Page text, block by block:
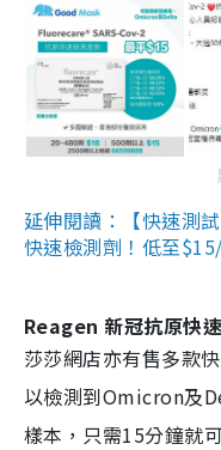
延伸閱讀：【快速測
快速檢測劑！低至
Reagen 新冠抗原快
莎莎網店亦有售多款
以檢測到Omicron及
樣本，只需15分鐘就